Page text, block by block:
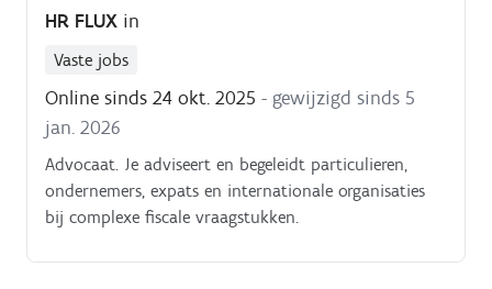
HR FLUX in
Vaste jobs
Online sinds 24 okt. 2025 - gewijzigd sinds 5
jan. 2026
Advocaat. Je adviseert en begeleidt particulieren,
ondernemers, expats en internationale organisaties
bij complexe fiscale vraagstukken.